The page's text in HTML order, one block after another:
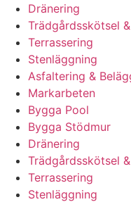
Dränering
Trädgårdsskötsel
Terrassering
Stenläggning
Asfaltering &
Markarbeten
Bygga Pool
Bygga Stödmur
Dränering
Trädgårdsskötsel
Terrassering
Stenläggning